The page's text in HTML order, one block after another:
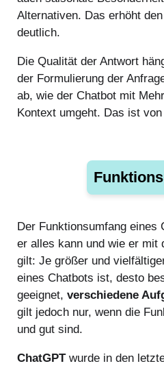
Alternativen. Das erhöht
deutlich.
Die Qualität der Antwort
der Formulierung der
ab, wie der Chatbot mit
Kontext umgeht. Das ist
Der Funktionsumfang eines
er alles kann und wie er mit
gilt: Je größer und
eines Chatbots ist, desto
geeignet, verschiedene
gilt jedoch nur, wenn die
und gut sind.
ChatGPTwurde in den